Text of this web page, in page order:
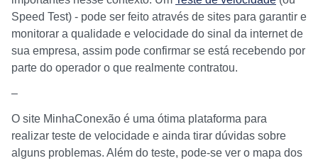
Speed Test) - pode ser feito através de sites para garantir e
monitorar a qualidade e velocidade do sinal da internet de
sua empresa, assim pode confirmar se está recebendo por
parte do operador o que realmente contratou.
–
O site MinhaConexão é uma ótima plataforma para
realizar teste de velocidade e ainda tirar dúvidas sobre
alguns problemas. Além do teste, pode-se ver o mapa dos